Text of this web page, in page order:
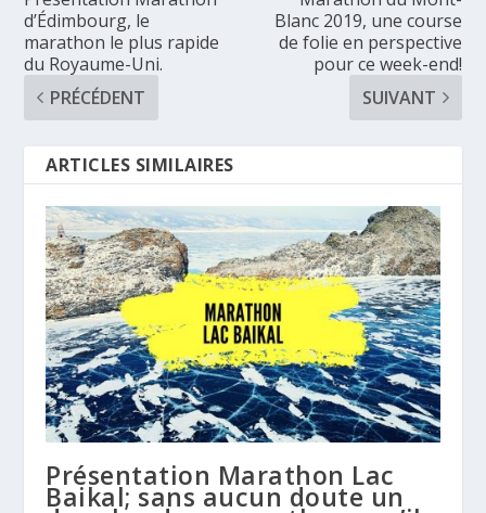
d’Édimbourg, le
marathon le plus rapide
du Royaume-Uni.
PRÉCÉDENT
Blanc 2019, une course
de folie en perspective
pour ce week-end!
SUIVANT
ARTICLES SIMILAIRES
Présentation Marathon Lac
Baikal; sans aucun doute un